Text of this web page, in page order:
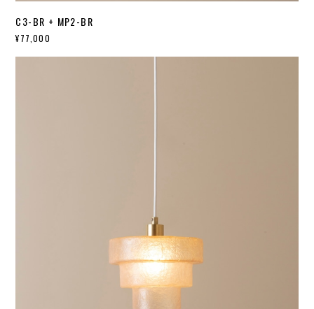
C3-BR + MP2-BR
¥77,000